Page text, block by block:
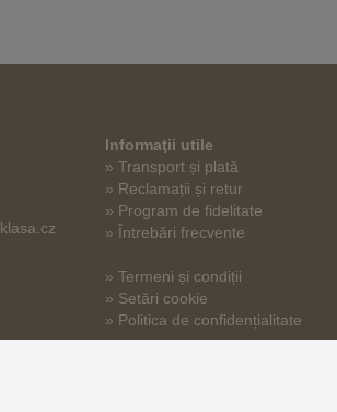
Informaţii utile
» Transport și plată
» Reclamații și retur
» Program de fidelitate
» Întrebări frecvente
» Termeni și condiții
» Setări cookie
» Politica de confidențialitate